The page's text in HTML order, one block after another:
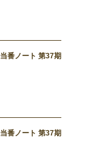
当番ノート 第37期
当番ノート 第37期